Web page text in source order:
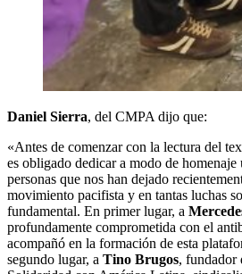
Daniel Sierra, del CMPA dijo que:
«Antes de comenzar con la lectura del
es obligado dedicar a modo de homenaje
personas que nos han dejado
movimiento pacifista y en tantas luchas
fundamental. En primer lugar, a
profundamente comprometida con el
acompañó en la formación de esta
segundo lugar, a Tino Brugos, fundador